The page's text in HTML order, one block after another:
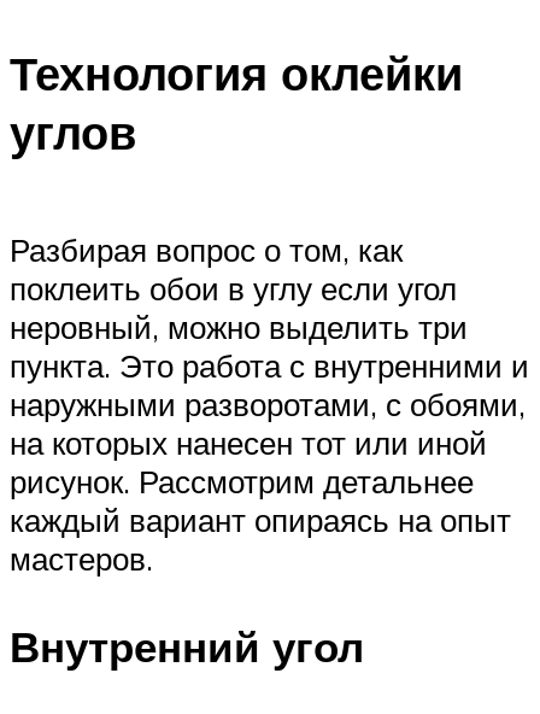
Технология оклейки
углов
Разбирая вопрос о том, как
поклеить обои в углу если угол
неровный, можно выделить три
пункта. Это работа с внутренними и
наружными разворотами, с обоями,
на которых нанесен тот или иной
рисунок. Рассмотрим детальнее
каждый вариант опираясь на опыт
мастеров.
Внутренний угол